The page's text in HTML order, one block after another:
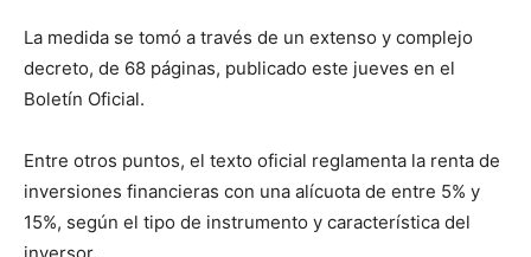
La medida se tomó a través de un extenso y complejo
decreto, de 68 páginas, publicado este jueves en el
Boletín Oficial.
Entre otros puntos, el texto oficial reglamenta la renta de
inversiones financieras con una alícuota de entre 5% y
15%, según el tipo de instrumento y característica del